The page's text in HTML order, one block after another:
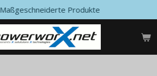
Maßgeschneiderte Produkte